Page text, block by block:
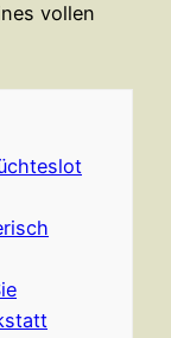
vollen